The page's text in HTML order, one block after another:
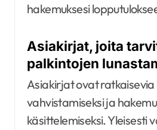
hakemuksesi
Asiakirjat, joita
palkintojen
Asiakirjat ovat ratkaisevia
vahvistamiseksi ja
käsittelemiseksi. Yleisesti